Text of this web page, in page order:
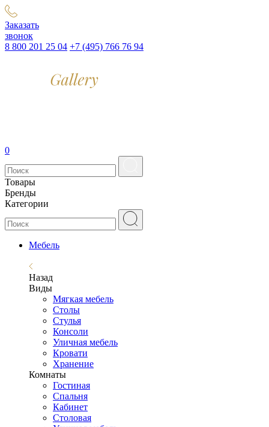
Заказать
звонок
8 800 201 25 04 +7 (495) 766 76 94
0
Товары
Бренды
Категории
Мебель
Назад
Виды
Мягкая мебель
Столы
Стулья
Консоли
Уличная мебель
Кровати
Хранение
Комнаты
Гостиная
Спальня
Кабинет
Столовая